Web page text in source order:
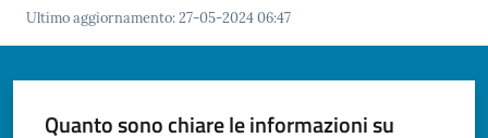
Vivere
Rolo
Ultimo aggiornamento:27-05-2024 06:47
Quanto sono chiare le informazioni su